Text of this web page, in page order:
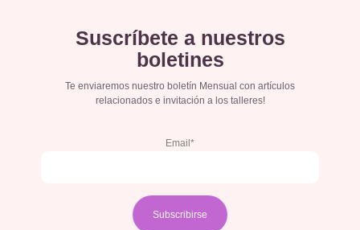
Suscríbete a nuestros
boletines
Te enviaremos nuestro boletín Mensual con artículos
relacionados e invitación a los talleres!
Email*